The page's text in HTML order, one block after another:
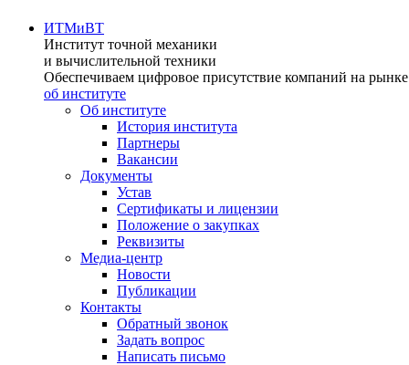
ИТМиВТ
Институт точной механики
и вычислительной техники
Обеспечиваем цифровое присутствие компаний на
об институте
Об институте
История института
Партнеры
Вакансии
Документы
Устав
Сертификаты и лицензии
Положение о закупках
Реквизиты
Медиа-центр
Новости
Публикации
Контакты
Обратный звонок
Задать вопрос
Написать письмо